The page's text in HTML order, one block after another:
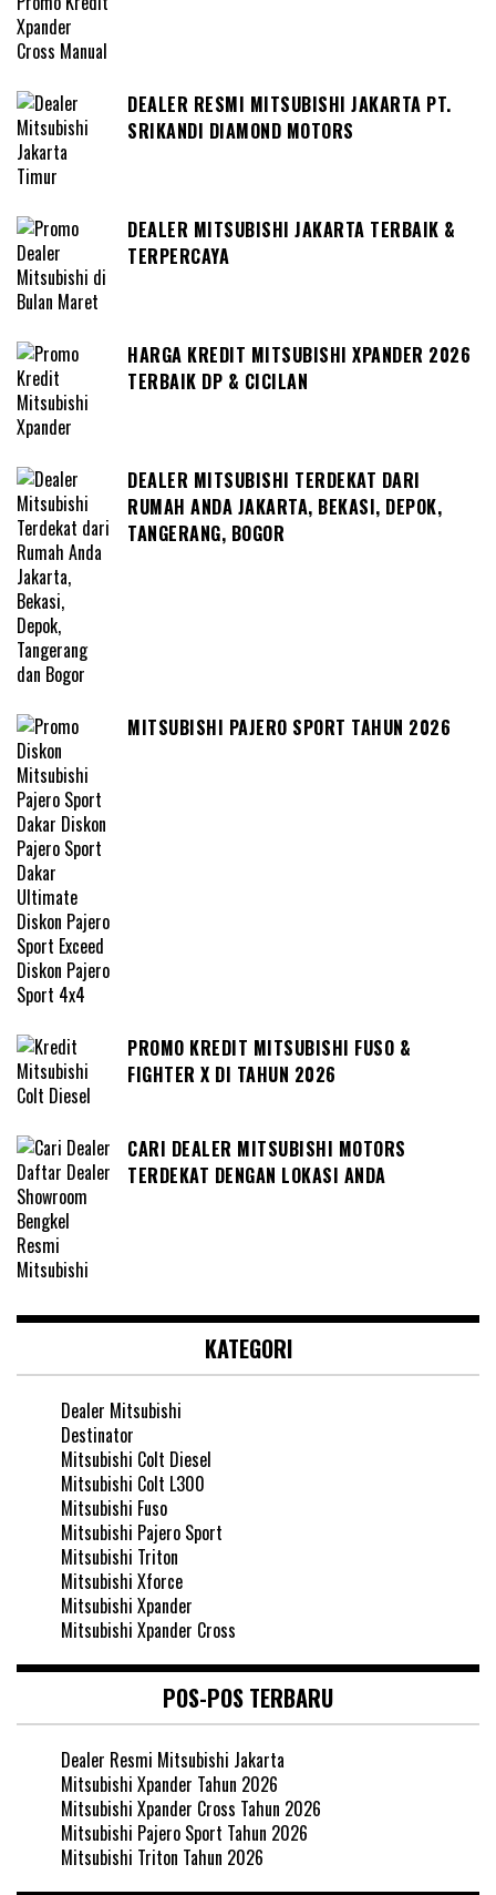
DEALER RESMI MITSUBISHI JAKARTA PT.
SRIKANDI DIAMOND MOTORS
DEALER MITSUBISHI JAKARTA TERBAIK &
TERPERCAYA
HARGA KREDIT MITSUBISHI XPANDER 2026
TERBAIK DP & CICILAN
DEALER MITSUBISHI TERDEKAT DARI
RUMAH ANDA JAKARTA, BEKASI, DEPOK,
TANGERANG, BOGOR
MITSUBISHI PAJERO SPORT TAHUN 2026
PROMO KREDIT MITSUBISHI FUSO &
FIGHTER X DI TAHUN 2026
CARI DEALER MITSUBISHI MOTORS
TERDEKAT DENGAN LOKASI ANDA
KATEGORI
Dealer Mitsubishi
Destinator
Mitsubishi Colt Diesel
Mitsubishi Colt L300
Mitsubishi Fuso
Mitsubishi Pajero Sport
Mitsubishi Triton
Mitsubishi Xforce
Mitsubishi Xpander
Mitsubishi Xpander Cross
POS-POS TERBARU
Dealer Resmi Mitsubishi Jakarta
Mitsubishi Xpander Tahun 2026
Mitsubishi Xpander Cross Tahun 2026
Mitsubishi Pajero Sport Tahun 2026
Mitsubishi Triton Tahun 2026